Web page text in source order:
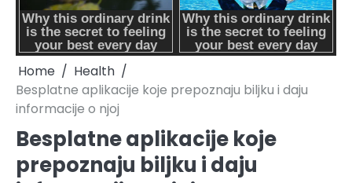
Home
Health
Besplatne aplikacije koje prepoznaju biljku i daju
informacije o njoj
Besplatne aplikacije koje
prepoznaju biljku i daju